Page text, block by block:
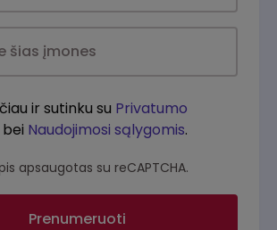
ir sutinku su Privatumo
bei Naudojimosi sąlygomis.
apsaugotas su reCAPTCHA.
Prenumeruoti